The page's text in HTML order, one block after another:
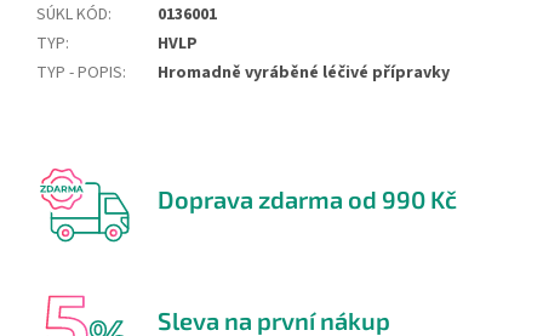
SÚKL KÓD:
0136001
TYP:
HVLP
TYP - POPIS: Hromadně vyráběné léčivé přípravky
Doprava zdarma od 990 Kč
Sleva na první nákup